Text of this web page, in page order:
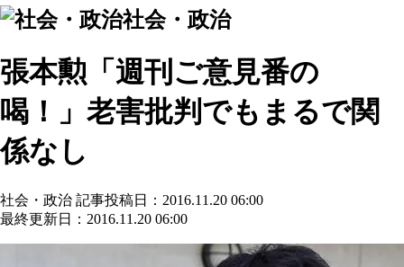
社会・政治
張本勲「週刊ご意見番の
喝！」老害批判でもまるで関
係なし
社会・政治 記事投稿日：2016.11.20 06:00
最終更新日：2016.11.20 06:00